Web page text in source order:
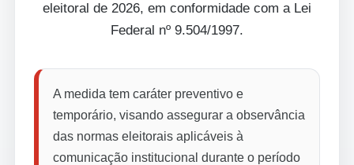
eleitoral de 2026, em conformidade com a Lei
Federal nº 9.504/1997.
A medida tem caráter preventivo e
temporário, visando assegurar a observância
das normas eleitorais aplicáveis à
comunicação institucional durante o período